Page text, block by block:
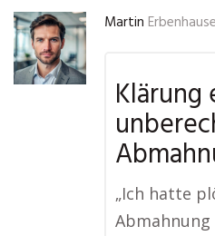
Martin
Klärung
„Ich hatte